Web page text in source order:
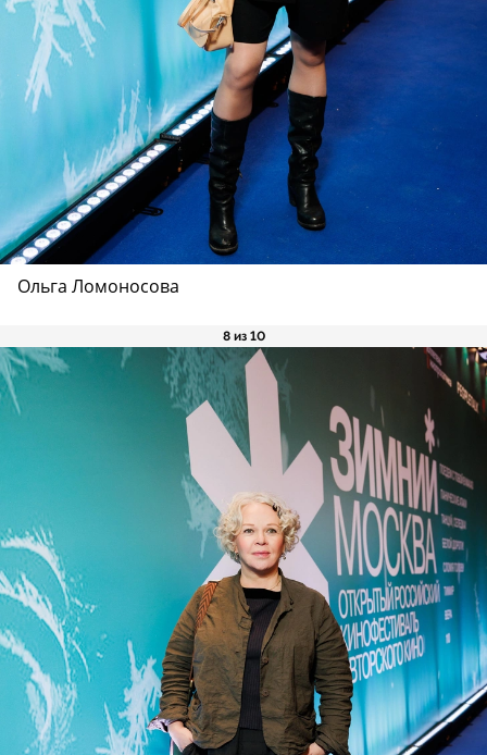
Ольга Ломоносова
8 из 10